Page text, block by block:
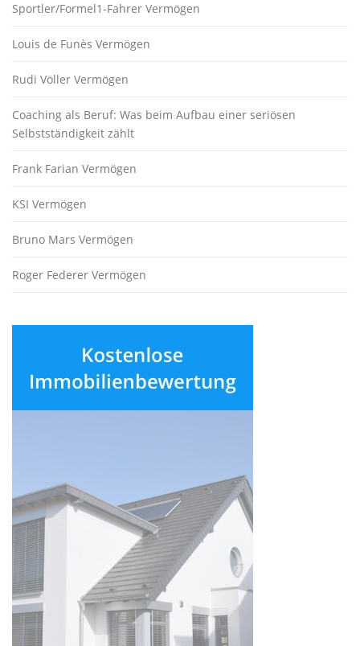
Sportler/Formel1-Fahrer Vermögen
Louis de Funès Vermögen
Rudi Völler Vermögen
Coaching als Beruf: Was beim Aufbau einer seriösen
Selbstständigkeit zählt
Frank Farian Vermögen
KSI Vermögen
Bruno Mars Vermögen
Roger Federer Vermögen